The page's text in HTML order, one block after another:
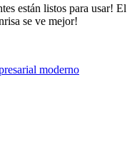
están listos para usar!
se ve mejor!
moderno